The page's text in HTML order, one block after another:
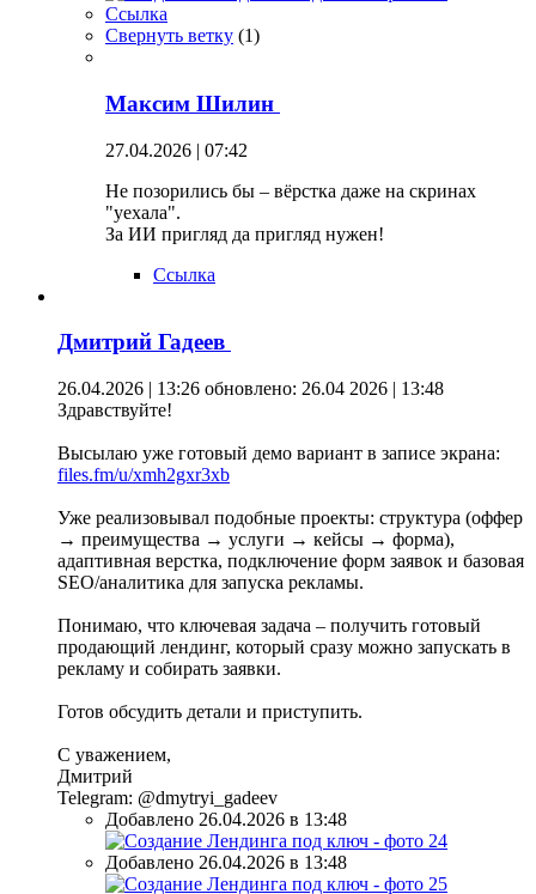
Ссылка
Свернуть ветку (1)
Максим Шилин
27.04.2026 | 07:42
Не позорились бы – вёрстка даже на скринах
"уехала".
За ИИ пригляд да пригляд нужен!
Ссылка
Дмитрий Гадеев
26.04.2026 | 13:26 обновлено: 26.04 2026 | 13:48
Здравствуйте!
Высылаю уже готовый демо вариант в записе экрана:
files.fm/u/xmh2gxr3xb
Уже реализовывал подобные проекты: структура (оффер
→ преимущества → услуги → кейсы → форма),
адаптивная верстка, подключение форм заявок и базовая
SEO/аналитика для запуска рекламы.
Понимаю, что ключевая задача – получить готовый
продающий лендинг, который сразу можно запускать в
рекламу и собирать заявки.
Готов обсудить детали и приступить.
С уважением,
Дмитрий
Telegram: @dmytryi_gadeev
Добавлено 26.04.2026 в 13:48
Добавлено 26.04.2026 в 13:48